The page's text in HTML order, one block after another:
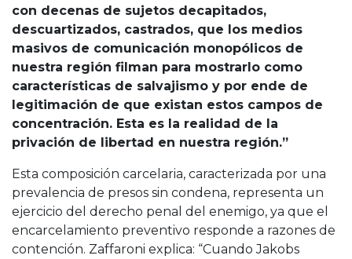
con decenas de sujetos decapitados,
descuartizados, castrados, que los medios
masivos de comunicación monopólicos de
nuestra región filman para mostrarlo como
características de salvajismo y por ende de
legitimación de que existan estos campos de
concentración. Esta es la realidad de la
privación de libertad en nuestra región.”
Esta composición carcelaria, caracterizada por una
prevalencia de presos sin condena, representa un
ejercicio del derecho penal del enemigo, ya que el
encarcelamiento preventivo responde a razones de
contención. Zaffaroni explica: “Cuando Jakobs